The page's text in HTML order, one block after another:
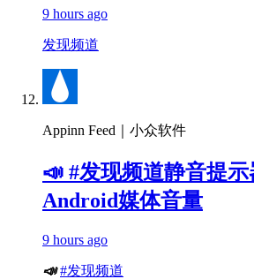
9 hours ago
发现频道
Appinn Feed｜小众软件
📣 #发现频道静音提
Android媒体音量
9 hours ago
📣 #发现频道